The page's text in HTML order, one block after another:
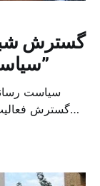
سیاستی برای رقابت با ماهواره ها”
سیاست
گسترش
و جذب